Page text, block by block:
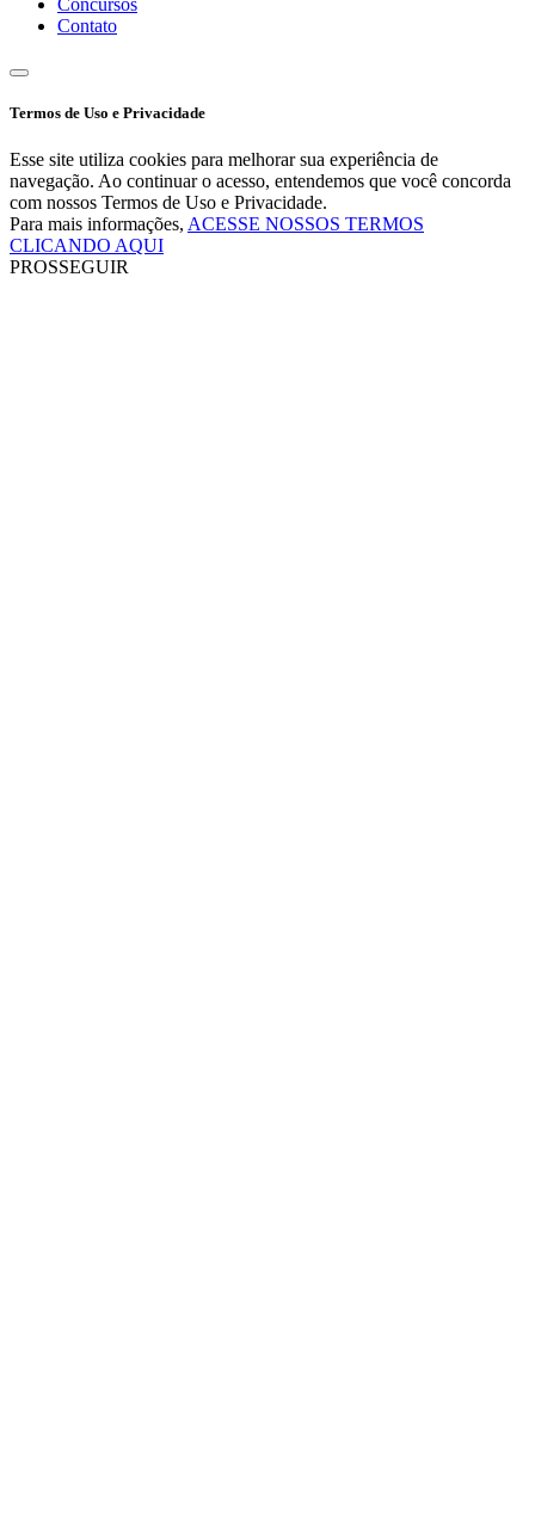
Contato
Termos de Uso e Privacidade
Esse site utiliza cookies para melhorar sua experiência de
navegação. Ao continuar o acesso, entendemos que você concorda
com nossos Termos de Uso e Privacidade.
Para mais informações, ACESSE NOSSOS TERMOS
CLICANDO AQUI
PROSSEGUIR